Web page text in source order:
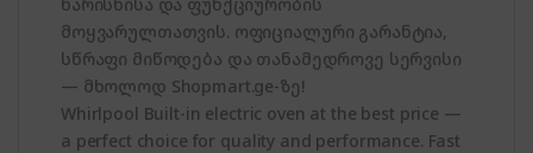
მოყვარულთათვის. ოფიციალური გარანტია,
სწრაფი მიწოდება და თანამედროვე სერვისი
— მხოლოდ Shopmart.ge-ზე!
Whirlpool Built-in electric oven at the best price —
a perfect choice for quality and performance. Fast